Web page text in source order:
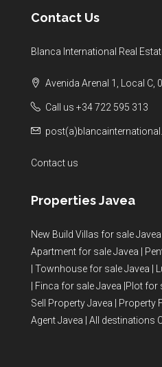
Contact Us
Blanca International Real
Avenida Arenal 1, Local C,
Call us +34 722 595 313
Contact us
Properties Javea
New Build Villas for sale Javea
Apartment for sale Javea
Townhouse for sale Javea
Finca for sale Javea Plot for
Sell Property Javea
Property
Agent Javea
All destinations